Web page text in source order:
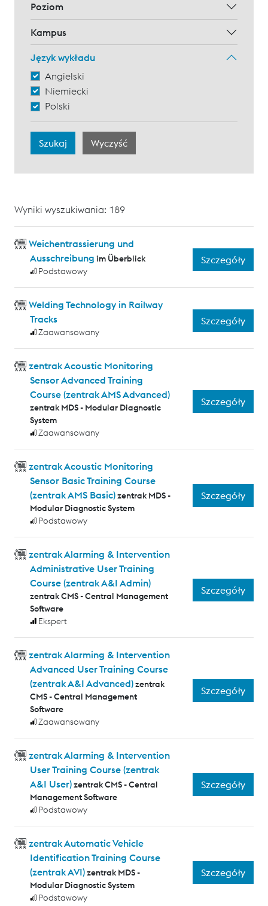
Poziom
Kampus
Język wykładu
Angielski
Niemiecki
Polski
Wyniki wyszukiwania: 189
Weichentrassierung und
Ausschreibung im Überblick
Podstawowy
Szczegóły
Welding Technology in Railway
Tracks
Zaawansowany
Szczegóły
zentrak Acoustic Monitoring
Sensor Advanced Training
Course (zentrak AMS Advanced)
zentrak MDS - Modular Diagnostic
System
Zaawansowany
Szczegóły
zentrak Acoustic Monitoring
Sensor Basic Training Course
(zentrak AMS Basic)zentrak MDS -
Modular Diagnostic System
Podstawowy
Szczegóły
zentrak Alarming & Intervention
Administrative User Training
Course (zentrak A&I Admin)
zentrak CMS - Central Management
Software
Ekspert
Szczegóły
zentrak Alarming & Intervention
Advanced User Training Course
(zentrak A&I Advanced)zentrak
CMS - Central Management
Software
Zaawansowany
Szczegóły
zentrak Alarming & Intervention
User Training Course (zentrak
A&I User)zentrak CMS - Central
Management Software
Podstawowy
Szczegóły
zentrak Automatic Vehicle
Identification Training Course
(zentrak AVI)zentrak MDS -
Modular Diagnostic System
Podstawowy
Szczegóły